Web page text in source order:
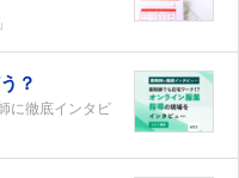
？
に徹底インタビ